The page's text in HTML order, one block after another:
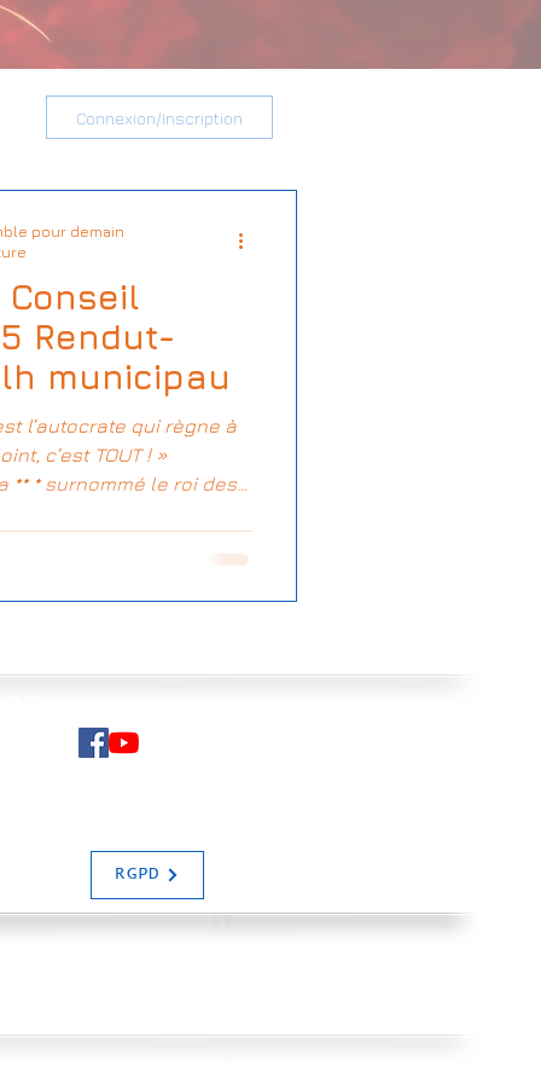
Connexion/Inscription
Conseil
Rendut-
municipau
l’autocrate qui règne à
c’est TOUT ! »
** * surnommé le roi des
pour demain
RGPD